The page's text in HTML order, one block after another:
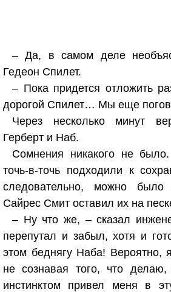
– Да, в самом деле
Гедеон Спилет.
– Пока придется отложить
дорогой Спилет… Мы еще
Через несколько минут
Герберт и Наб.
Сомнения никакого не
точь-в-точь подходили к
следовательно, можно было
Сайрес Смит оставил их на
– Ну что же, – сказал
перепутал и забыл, хотя и
этом беднягу Наба! Вероятно,
не сознавая того, что
инстинктом привел меня в